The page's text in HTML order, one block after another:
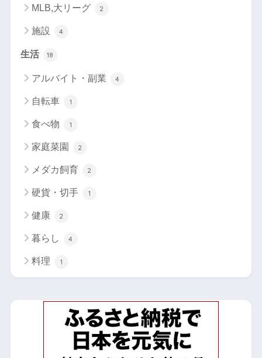
MLB,大リーグ 2
施設 4
生活 18
アルバイト・副業 4
自転車 1
食べ物 1
家庭菜園 2
メダカ飼育 2
硬貨・切手 1
健康 2
暮らし 4
料理 1